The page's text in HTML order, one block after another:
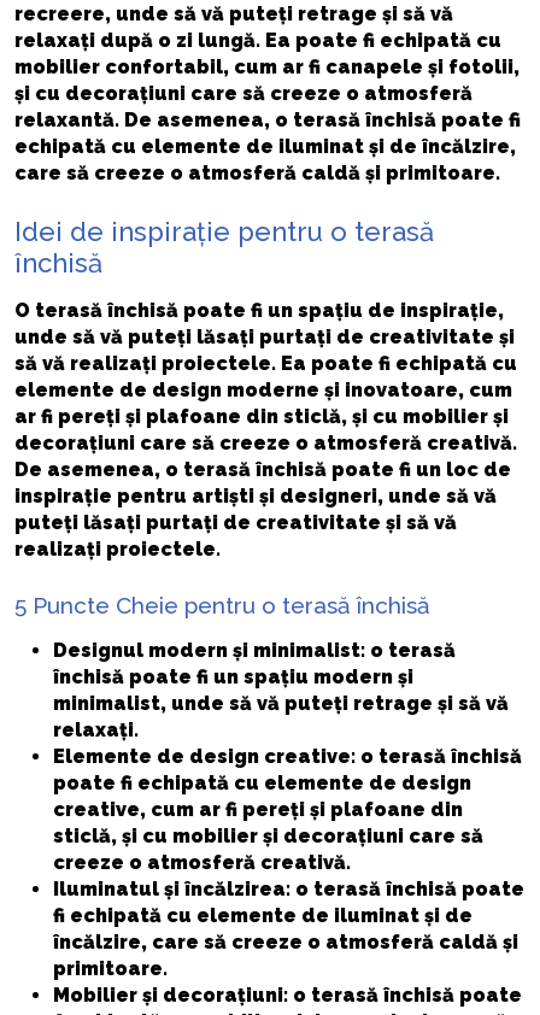
recreere, unde să vă puteți retrage și să vă
relaxați după o zi lungă. Ea poate fi echipată cu
mobilier confortabil, cum ar fi canapele și fotolii,
și cu decorațiuni care să creeze o atmosferă
relaxantă. De asemenea, o terasă închisă poate fi
echipată cu elemente de iluminat și de încălzire,
care să creeze o atmosferă caldă și primitoare.
Idei de inspirație pentru o terasă
închisă
O terasă închisă poate fi un spațiu de inspirație,
unde să vă puteți lăsați purtați de creativitate și
să vă realizați proiectele. Ea poate fi echipată cu
elemente de design moderne și inovatoare, cum
ar fi pereți și plafoane din sticlă, și cu mobilier și
decorațiuni care să creeze o atmosferă creativă.
De asemenea, o terasă închisă poate fi un loc de
inspirație pentru artiști și designeri, unde să vă
puteți lăsați purtați de creativitate și să vă
realizați proiectele.
5 Puncte Cheie pentru o terasă închisă
Designul modern și minimalist: o terasă
închisă poate fi un spațiu modern și
minimalist, unde să vă puteți retrage și să vă
relaxați.
Elemente de design creative: o terasă închisă
poate fi echipată cu elemente de design
creative, cum ar fi pereți și plafoane din
sticlă, și cu mobilier și decorațiuni care să
creeze o atmosferă creativă.
Iluminatul și încălzirea: o terasă închisă poate
fi echipată cu elemente de iluminat și de
încălzire, care să creeze o atmosferă caldă și
primitoare.
Mobilier și decorațiuni: o terasă închisă poate